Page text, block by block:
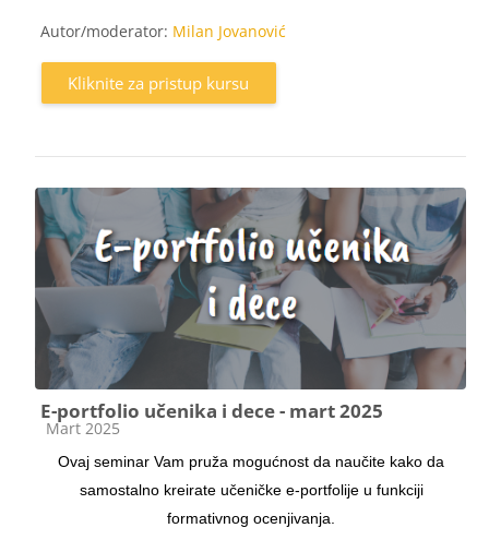
Autor/moderator: Milan Jovanović
Kliknite za pristup kursu
E-portfolio učenika i dece - mart 2025
Kategorija kursa
Mart 2025
Ovaj seminar Vam pruža mogućnost da naučite kako da
samostalno kreirate učeničke e-portfolije u funkciji
formativnog ocenjivanja.